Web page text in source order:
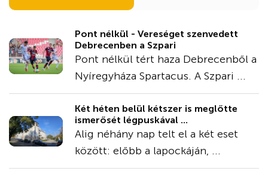
Pont nélkül - Vereséget szenvedett
Debrecenben a Szpari
Pont nélkül tért haza Debrecenből a
Nyíregyháza Spartacus. A Szpari ...
Két héten belül kétszer is meglőtte
ismerősét légpuskával ...
Alig néhány nap telt el a két eset
között: előbb a lapockáján, ...